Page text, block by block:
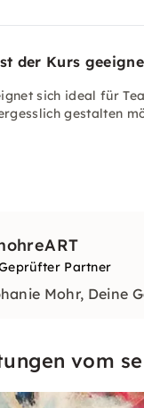
der Kurs
sich ideal für
gestalten
Partner
Mohr, Deine
vom